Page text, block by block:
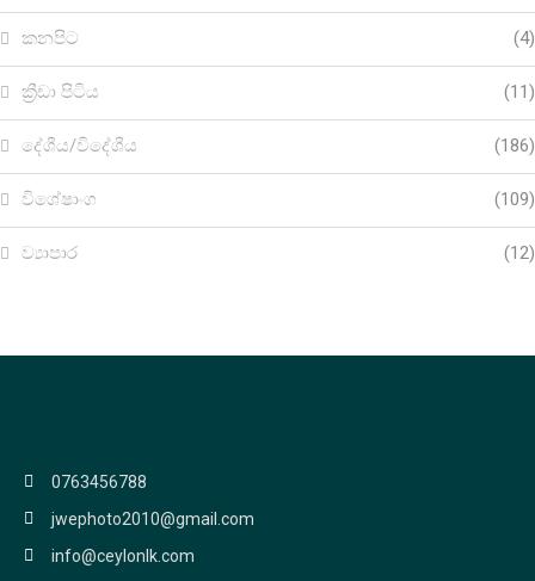
කනපිට (4)
ක්‍රීඩා පිටිය (11)
දේශීය/විදේශීය (186)
විශේෂාංග (109)
ව්‍යාපාර (12)
0763456788
jwephoto2010@gmail.com
info@ceylonlk.com